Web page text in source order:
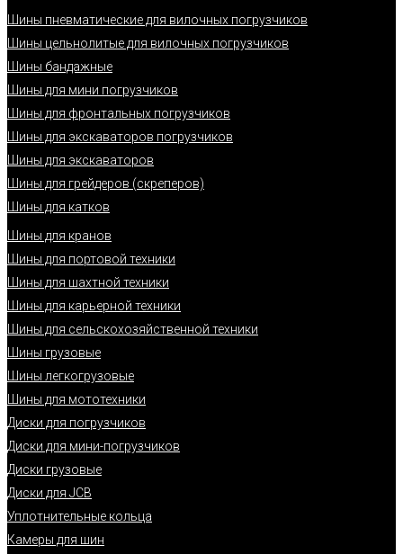
Шины пневматические для вилочных погрузчиков
Шины цельнолитые для вилочных погрузчиков
Шины бандажные
Шины для мини погрузчиков
Шины для фронтальных погрузчиков
Шины для экскаваторов погрузчиков
Шины для экскаваторов
Шины для грейдеров (скреперов)
Шины для катков
Шины для кранов
Шины для портовой техники
Шины для шахтной техники
Шины для карьерной техники
Шины для сельскохозяйственной техники
Шины грузовые
Шины легкогрузовые
Шины для мототехники
Диски для погрузчиков
Диски для мини-погрузчиков
Диски грузовые
Диски для JCB
Уплотнительные кольца
Камеры для шин